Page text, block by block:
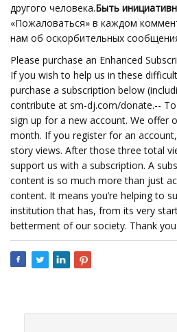
другого человека.Быть
«Пожаловаться» в каждом
нам об оскорбительных
Please purchase an Enhanced
If you wish to help us in these
purchase a subscription below
contribute at sm-dj.com/donate.--
sign up for a new account. We offer
month. If you register for an
story views. After those three total
support us with a subscription. A
content is so much more than just
content. It means you’re helping to
institution that has, from its very
betterment of our society. Thank